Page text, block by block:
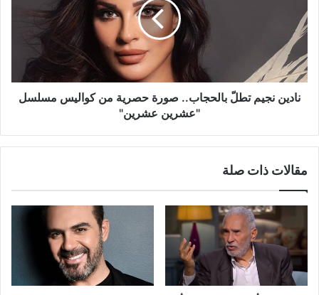
صورة
حصرية
من
كواليس
مسلسل
"عشرين
نادين نجيم تطلّ بالحجاب.. صورة حصرية من كواليس مسلسل
"عشرين عشرين"
مقالات ذات صلة